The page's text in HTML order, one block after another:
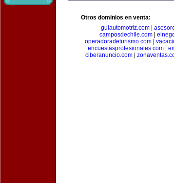
Otros dominios en venta:
guiautomotriz.com
camposdechile.com
operadoradeturismo.com
encuestasprofesionales.com
ciberanuncio.com|